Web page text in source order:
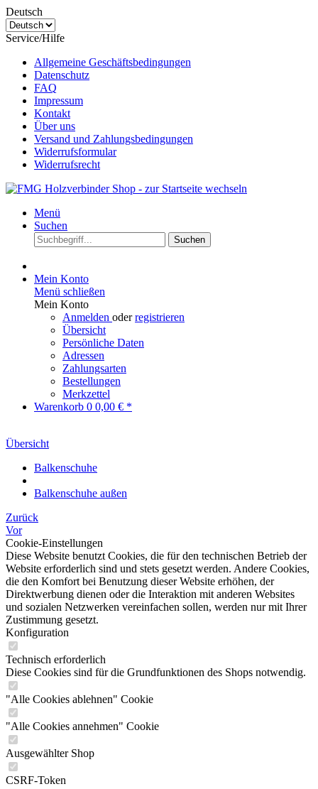
Deutsch
Service/Hilfe
Allgemeine Geschäftsbedingungen
Datenschutz
FAQ
Impressum
Kontakt
Über uns
Versand und Zahlungsbedingungen
Widerrufsformular
Widerrufsrecht
Menü
Suchen
Suchen
Mein Konto
Menü schließen
Mein Konto
Anmelden oderregistrieren
Übersicht
Persönliche Daten
Adressen
Zahlungsarten
Bestellungen
Merkzettel
Warenkorb 0 0,00 € *
Übersicht
Balkenschuhe
Balkenschuhe außen
Zurück
Vor
Cookie-Einstellungen
Diese Website benutzt Cookies, die für den technischen Betrieb der
Website erforderlich sind und stets gesetzt werden. Andere Cookies,
die den Komfort bei Benutzung dieser Website erhöhen, der
Direktwerbung dienen oder die Interaktion mit anderen Websites
und sozialen Netzwerken vereinfachen sollen, werden nur mit Ihrer
Zustimmung gesetzt.
Konfiguration
Technisch erforderlich
Diese Cookies sind für die Grundfunktionen des Shops notwendig.
"Alle Cookies ablehnen" Cookie
"Alle Cookies annehmen" Cookie
Ausgewählter Shop
CSRF-Token